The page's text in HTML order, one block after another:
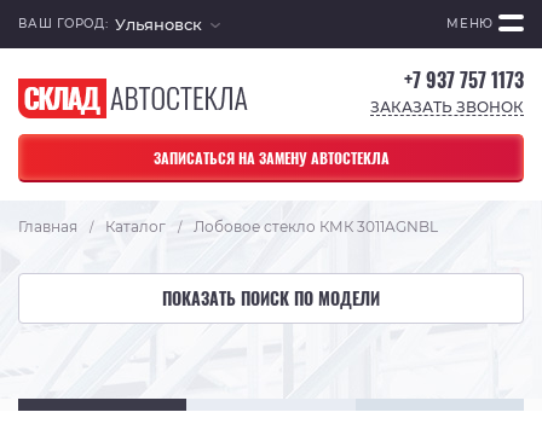
ВАШ ГОРОД: Ульяновск МЕНЮ
+7 937 757 1173
ЗАКАЗАТЬ ЗВОНОК
ЗАПИСАТЬСЯ НА ЗАМЕНУ АВТОСТЕКЛА
Главная / Каталог / Лобовое стекло КМК 3011AGNBL
ПОКАЗАТЬ ПОИСК ПО МОДЕЛИ